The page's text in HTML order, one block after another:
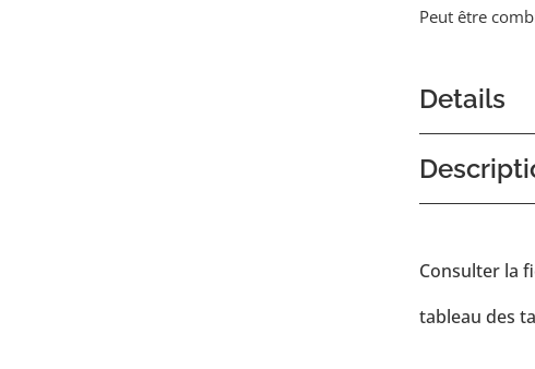
Peut être
Details
Consulter la
tableau des